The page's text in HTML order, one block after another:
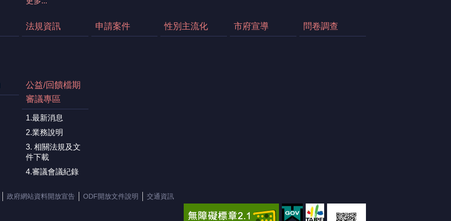
法規資訊 申請案件 性別主流化 市府宣導 問卷調查
公益/回饋檔期
審議專區
1.最新消息
2.業務說明
3. 相關法規及文
件下載
4.審議會議紀錄
政府網站資料開放宣告 ODF開放文件說明 交通資訊